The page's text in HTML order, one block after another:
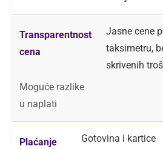
Transparentnost
cena
Jasne cene
taksimetru,
skrivenih
Moguće razlike
u naplati
Plaćanje
Gotovina i kartice